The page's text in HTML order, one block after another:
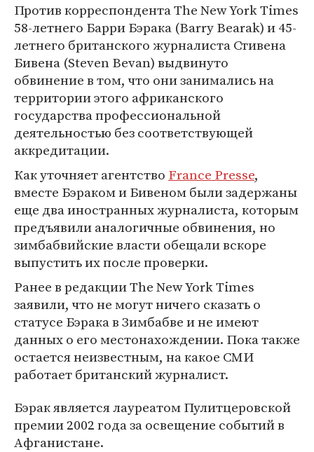
Против корреспондента The New York Times
58-летнего Барри Бэрака (Barry Bearak) и 45-
летнего британского журналиста Стивена
Бивена (Steven Bevan) выдвинуто
обвинение в том, что они занимались на
территории этого африканского
государства профессиональной
деятельностью без соответствующей
аккредитации.
Как уточняет агентство France Presse,
вместе Бэраком и Бивеном были задержаны
еще два иностранных журналиста, которым
предъявили аналогичные обвинения, но
зимбабвийские власти обещали вскоре
выпустить их после проверки.
Ранее в редакции The New York Times
заявили, что не могут ничего сказать о
статусе Бэрака в Зимбабве и не имеют
данных о его местонахождении. Пока также
остается неизвестным, на какое СМИ
работает британский журналист.
Бэрак является лауреатом Пулитцеровской
премии 2002 года за освещение событий в
Афганистане.